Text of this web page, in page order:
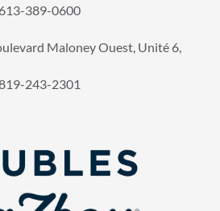
613-389-0600
Maloney Ouest, Unité 6,
243-2301